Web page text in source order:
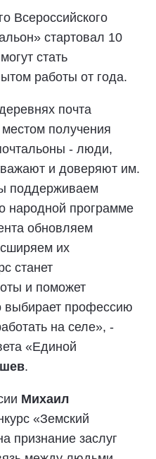
Всероссийского
стартовал 10
стать
работы от года.
почта
получения
- люди,
и доверяют им.
поддерживаем
народной программе
обновляем
их
станет
и поможет
выбирает профессию
на селе», -
«Единой
.
Михаил
«Земский
признание заслуг